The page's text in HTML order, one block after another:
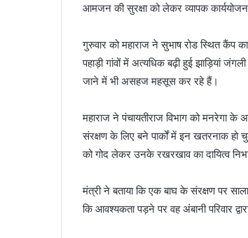
आमजन की सुरक्षा को लेकर व्यापक
गुरुवार को महाराज ने सुभाष रोड स्थित कैंप
पहाड़ी गांवों में अत्यधिक बढ़ी हुई झाड़ियां
जाने में भी असहज महसूस कर रहे हैं।
महाराज ने पंचायतीराज विभाग को मनरेगा
संरक्षण के लिए बने पार्कों में इन खतरनाक हो
को गोद लेकर उनके रखरखाव का दायित्व
मंत्री ने बताया कि एक बाघ के संरक्षण पर
कि आवश्यकता पड़ने पर वह अंबानी परिवार